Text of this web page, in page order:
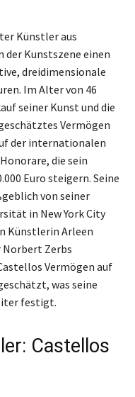
Künstler aus
der Kunstszene einen
dreidimensionale
Im Alter von 46
seiner Kunst und die
Vermögen
der internationalen
die sein
Euro steigern. Seine
von seiner
in New York City
Künstlerin Arleen
Norbert Zerbs
Vermögen auf
was seine
festigt.
Castellos